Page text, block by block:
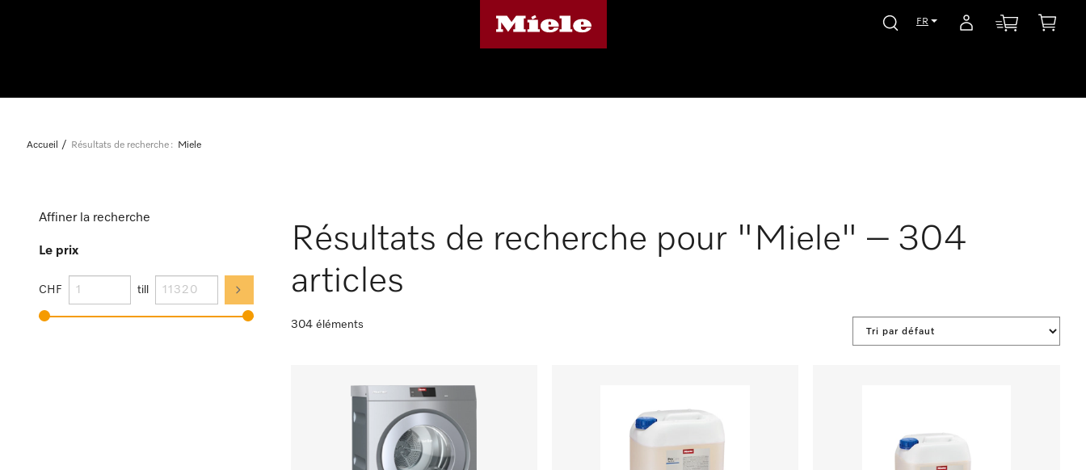
FR
Accueil Résultats de recherche : Miele
Affiner la recherche
Le prix
CHF till
Résultats de recherche pour "Miele" – 304
articles
304 éléments